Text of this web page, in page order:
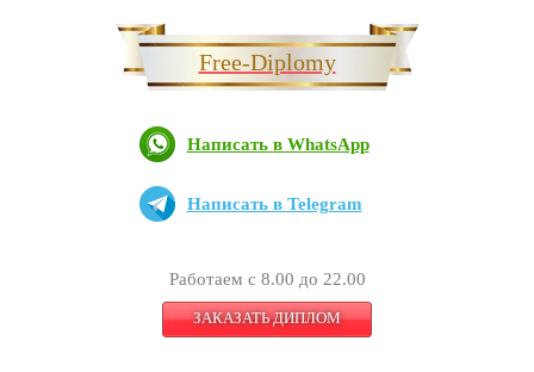
Free-Diplomy
Написать в WhatsApp
Написать в Telegram
Работаем с 8.00 до 22.00
ЗАКАЗАТЬ ДИПЛОМ